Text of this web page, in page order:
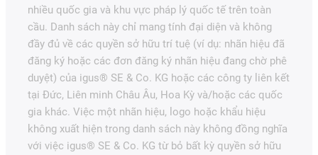
nhiều quốc gia và khu vực pháp lý quốc tế trên toàn
cầu. Danh sách này chỉ mang tính đại diện và không
đầy đủ về các quyền sở hữu trí tuệ (ví dụ: nhãn hiệu đã
đăng ký hoặc các đơn đăng ký nhãn hiệu đang chờ phê
duyệt) của igus® SE & Co. KG hoặc các công ty liên kết
tại Đức, Liên minh Châu Âu, Hoa Kỳ và/hoặc các quốc
gia khác. Việc một nhãn hiệu, logo hoặc khẩu hiệu
không xuất hiện trong danh sách này không đồng nghĩa
với việc igus® SE & Co. KG từ bỏ bất kỳ quyền sở hữu